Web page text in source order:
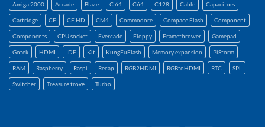
Amiga 2000 Arcade Blaze C-64 C64 C128 Cable Capacitors
Cartridge CF CF HD CM4 Commodore Compace Flash Component
Components CPU socket Evercade Floppy Framethrower Gamepad
Gotek HDMI IDE Kit KungFuFlash Memory expansion PiStorm
RAM Raspberry Raspi Recap RGB2HDMI RGBtoHDMI RTC SPL
Switcher Treasure trove Turbo